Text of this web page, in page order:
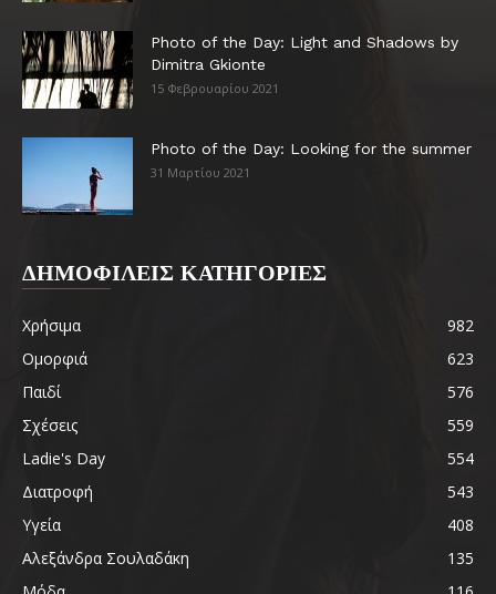
Photo of the Day: Light and Shadows by
Dimitra Gkionte
15 Φεβρουαρίου 2021
Photo of the Day: Looking for the summer
31 Μαρτίου 2021
ΔΗΜΟΦΙΛΕΙΣ ΚΑΤΗΓΟΡΙΕΣ
Χρήσιμα
982
Ομορφιά
623
Παιδί
576
Σχέσεις
559
Ladie's Day
554
Διατροφή
543
Υγεία
408
Αλεξάνδρα Σουλαδάκη
135